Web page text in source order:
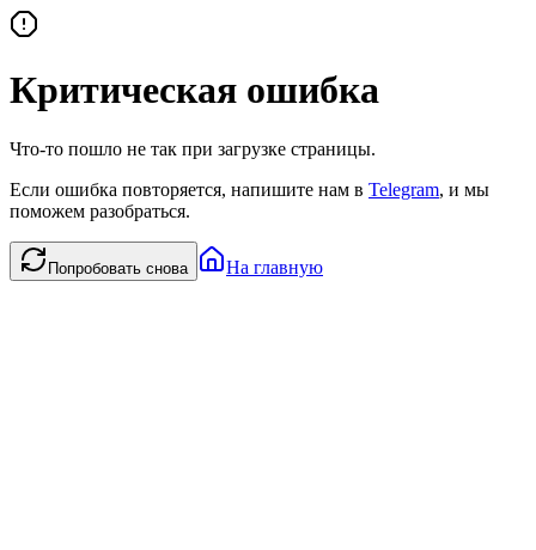
Критическая ошибка
Что-то пошло не так при загрузке страницы.
Если ошибка повторяется, напишите нам в Telegram, и мы
поможем разобраться.
Попробовать снова На главную